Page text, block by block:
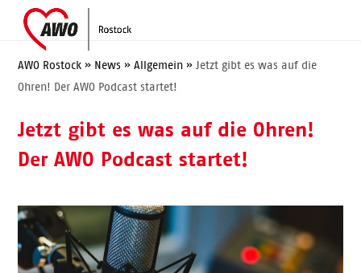
content
Open
mobile
menu
Close
mobile
menu
AWO Rostock » News »Allgemein »Jetzt gibt es was auf die
Ohren! Der AWO Podcast startet!
Jetzt gibt es was auf die Ohren!
Der AWO Podcast startet!